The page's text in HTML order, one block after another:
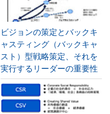
ビジョンの策定とバックキ
ャスティング（バックキャ
スト）型戦略策定、それを
実行するリーダーの重要性